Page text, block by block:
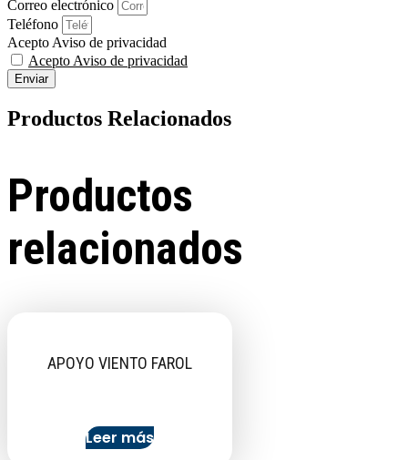
Correo electrónico
Teléfono
Acepto Aviso de privacidad
Acepto Aviso de privacidad
Enviar
Productos Relacionados
Productos
relacionados
APOYO VIENTO FAROL
Leer más